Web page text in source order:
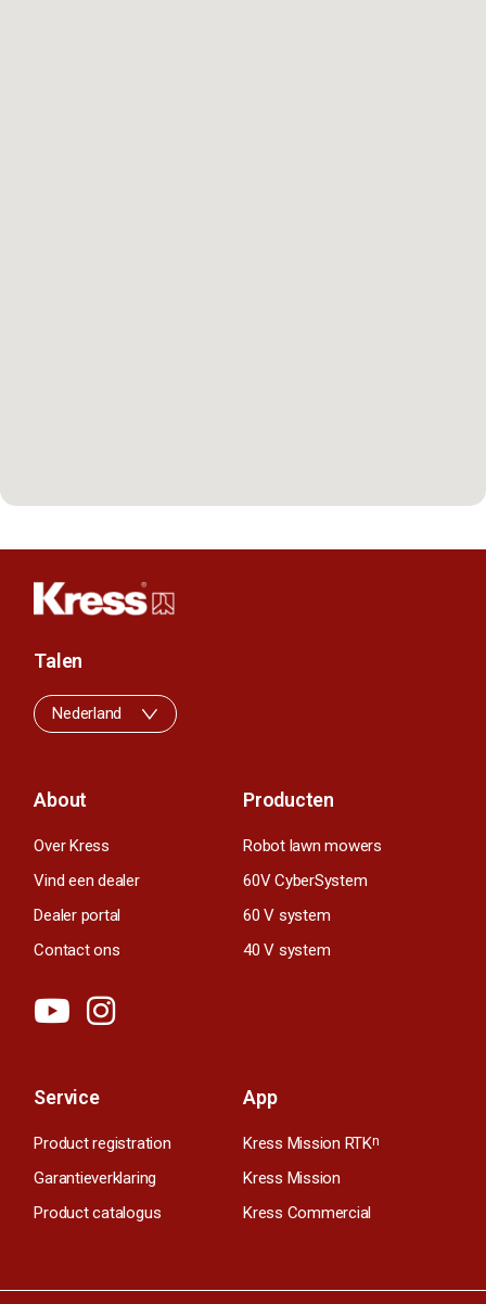
About
Over Kress
Vind een dealer
Dealer portal
Contact ons
Producten
Robot lawn mowers
60V CyberSystem
60 V system
40 V system
Service
Product registration
Garantieverklaring
Product catalogus
App
Kress Mission RTKn
Kress Mission
Kress Commercial
Talen
Nederland